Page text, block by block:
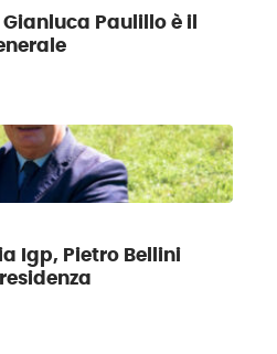
Paulillo è il
Igp, Pietro Bellini